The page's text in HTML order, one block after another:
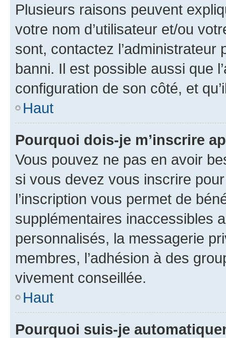
Plusieurs raisons peuvent
votre nom d’utilisateur et/ou
sont, contactez l’administrateur
banni. Il est possible aussi que
configuration de son côté, et
Haut
Pourquoi dois-je m’inscrire
Vous pouvez ne pas en avoir
si vous devez vous inscrire
l’inscription vous permet de
supplémentaires inaccessibles
personnalisés, la messagerie
membres, l’adhésion à des
vivement conseillée.
Haut
Pourquoi suis-je